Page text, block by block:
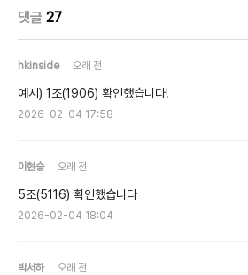
댓글 27
hkinside 오래 전
예시) 1조(1906) 확인했습니다!
2026-02-04 17:58
이현승 오래 전
5조(5116) 확인했습니다
2026-02-04 18:04
박서하 오래 전